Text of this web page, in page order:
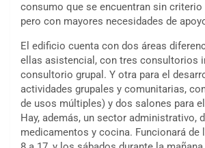
consumo que se encuentran sin criterio
pero con mayores necesidades de
El edificio cuenta con dos áreas
ellas asistencial, con tres consultorios
consultorio grupal. Y otra para el
actividades grupales y comunitarias,
de usos múltiples) y dos salones para
Hay, además, un sector administrativo,
medicamentos y cocina. Funcionará de